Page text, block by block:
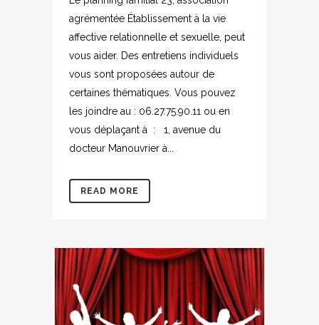
agrémentée Établissement à la vie
affective relationnelle et sexuelle, peut
vous aider. Des entretiens individuels
vous sont proposées autour de
certaines thématiques. Vous pouvez
les joindre au : 06.27.75.90.11 ou en
vous déplaçant à : 1, avenue du
docteur Manouvrier à...
READ MORE